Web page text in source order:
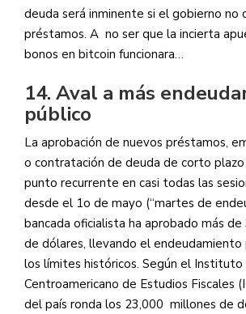
deuda será inminente si el gobierno no
préstamos. A no ser que la incierta
bonos en bitcoin funcionara…
14. Aval a más
público
La aprobación de nuevos préstamos,
o contratación de deuda de corto plazo
punto recurrente en casi todas las
desde el 1o de mayo (“martes de
bancada oficialista ha aprobado más
de dólares, llevando el endeudamiento
los límites históricos. Según el Instituto
Centroamericano de Estudios Fiscales
del país ronda los 23,000 millones de